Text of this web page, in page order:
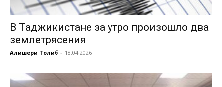
В Таджикистане за утро произошло два
землетрясения
Алишери Толиб - 18.04.2026